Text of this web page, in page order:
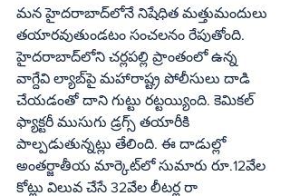
మన హైదరాబాద్‌లోనే నిషేధిత మత్తుమందులు
తయారవుతుండటం సంచలనం రేపుతోంది.
హైదరాబాద్‌లోని చర్లపల్లి ప్రాంతంలో ఉన్న
వాగ్దేవి ల్యాబ్‌పై మహారాష్ట్ర పోలీసులు దాడి
చేయడంతో దాని గుట్టు రట్టయ్యింది. కెమికల్‌
ఫ్యాక్టరీ ముసుగు డ్రగ్స్‌ తయారీకి
పాల్పడుతున్నట్లు తేలింది. ఈ దాడుల్లో
అంతర్జాతీయ మార్కెట్‌లో సుమారు రూ.12వేల
కోట్లు విలువ చేసే 32వేల లీటర్ల రా